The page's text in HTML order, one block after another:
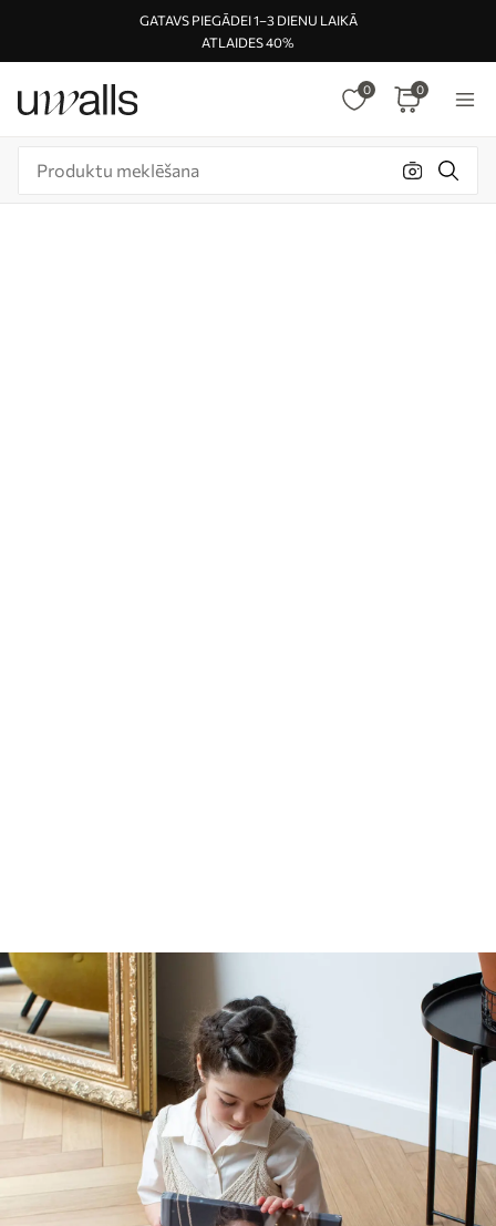
GATAVS PIEGĀDEI 1–3 DIENU LAIKĀ
ATLAIDES 40%
0 0